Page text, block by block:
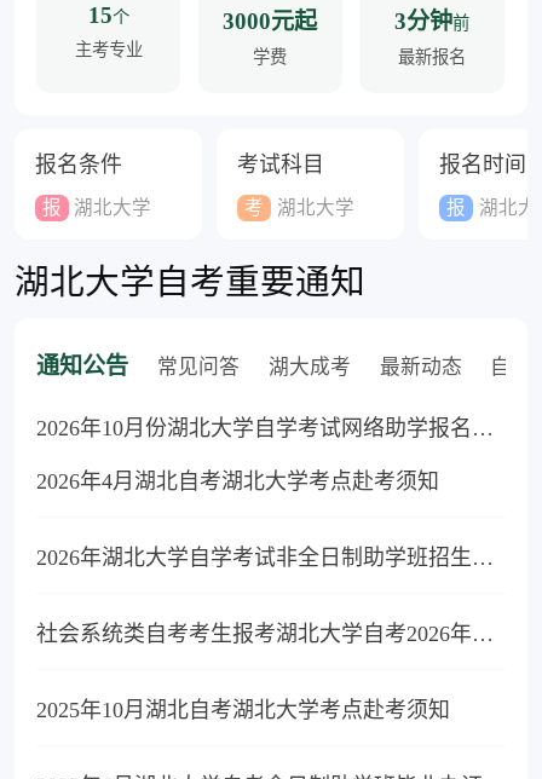
15个
主考专业
3000元起
学费
3分钟前
最新报名
报名条件
报 湖北大学
考试科目
考 湖北大学
报名时间
报 湖北大
湖北大学自考重要通知
通知公告 常见问答 湖大成考 最新动态 自考
2026年10月份湖北大学自学考试网络助学报名工作安排
2026年4月湖北自考湖北大学考点赴考须知
2026年湖北大学自学考试非全日制助学班招生简章
社会系统类自考考生报考湖北大学自考2026年上半年实践课考核（含论文）通知
2025年10月湖北自考湖北大学考点赴考须知